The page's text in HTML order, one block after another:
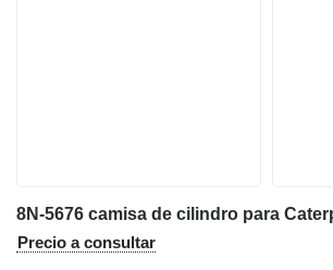
Precio a consultar